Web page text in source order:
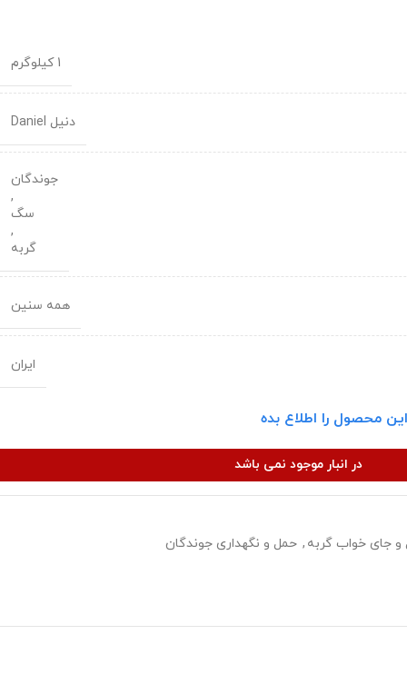
1 کیلوگرم
دنیل Daniel
جوندگان
,
سگ
,
گربه
همه سنین
ایران
محصول را اطلاع بده
در انبار موجود نمی باشد
جای خواب گربه , حمل و نگهداری جوندگان